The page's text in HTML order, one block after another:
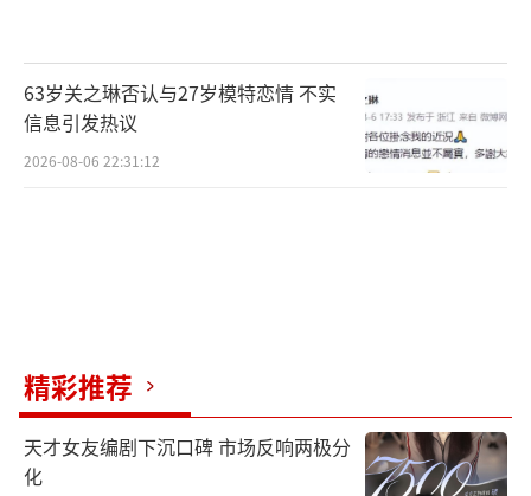
63岁关之琳否认与27岁模特恋情 不实
信息引发热议
2026-08-06 22:31:12
精彩推荐
天才女友编剧下沉口碑 市场反响两极分
化